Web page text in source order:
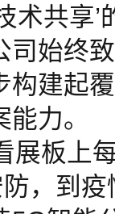
术共享
司始终
构建起
力。
展板上
，到